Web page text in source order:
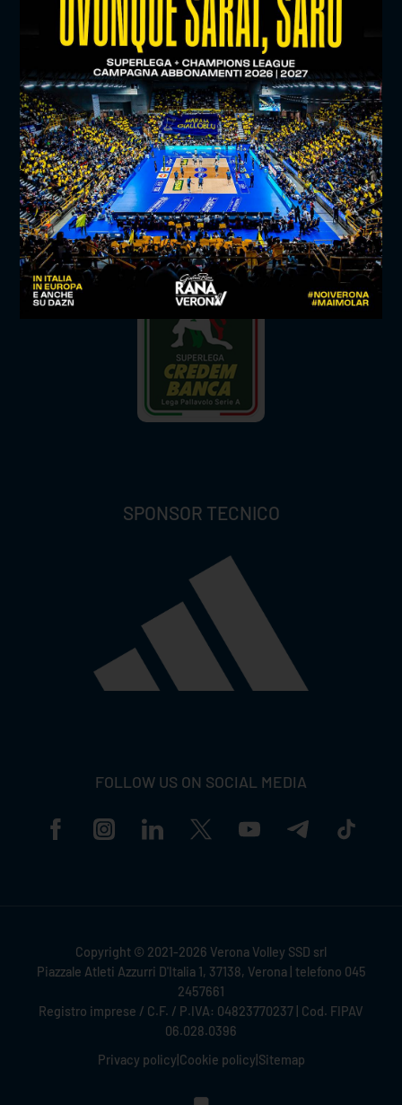
SUPERLEGA CREDEM BANCA
SPONSOR TECNICO
FOLLOW US ON SOCIAL MEDIA
Copyright © 2021-2026 Verona Volley SSD srl
Piazzale Atleti Azzurri D'Italia 1, 37138, Verona | telefono 045
2457661
Registro imprese / C.F. / P.IVA: 04823770237 | Cod. FIPAV
06.028.0396
Privacy policy Cookie policy Sitemap